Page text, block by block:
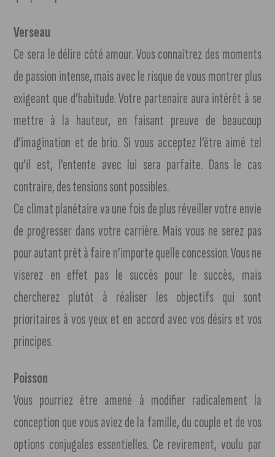
Verseau
Ce sera le délire côté amour. Vous connaîtrez des moments
de passion intense, mais avec le risque de vous montrer plus
exigeant que d’habitude. Votre partenaire aura intérêt à se
mettre à la hauteur, en faisant preuve de beaucoup
d’imagination et de brio. Si vous acceptez l’être aimé tel
qu’il est, l’entente avec lui sera parfaite. Dans le cas
contraire, des tensions sont possibles.
Ce climat planétaire va une fois de plus réveiller votre envie
de progresser dans votre carrière. Mais vous ne serez pas
pour autant prêt à faire n’importe quelle concession. Vous ne
viserez en effet pas le succès pour le succès, mais
chercherez plutôt à réaliser les objectifs qui sont
prioritaires à vos yeux et en accord avec vos désirs et vos
principes.
Poisson
Vous pourriez être amené à modifier radicalement la
conception que vous aviez de la famille, du couple et de vos
options conjugales essentielles. Ce revirement, voulu par